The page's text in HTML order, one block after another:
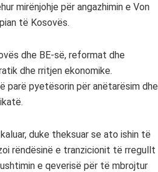
mirënjohje për angazhimin e Von
të Kosovës.
dhe BE-së, reformat dhe
dhe rritjen ekonomike.
parë pyetësorin për anëtarësim dhe
duke theksuar se ato ishin të
rëndësinë e tranzicionit të rregullt
e qeverisë për të mbrojtur